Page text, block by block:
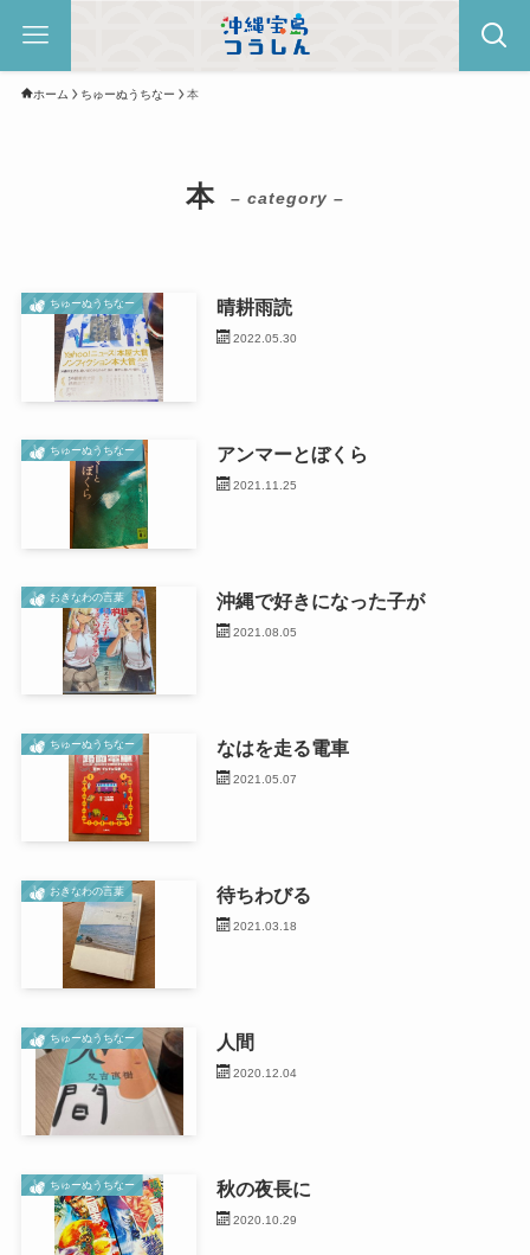
ホーム ちゅーぬうちなー 本
本 – category –
ちゅーぬうちなー 晴耕雨読
2022.05.30
ちゅーぬうちなー アンマーとぼくら
2021.11.25
おきなわの言葉 沖縄で好きになった子が
2021.08.05
ちゅーぬうちなー なはを走る電車
2021.05.07
おきなわの言葉 待ちわびる
2021.03.18
ちゅーぬうちなー 人間
2020.12.04
ちゅーぬうちなー 秋の夜長に
2020.10.29